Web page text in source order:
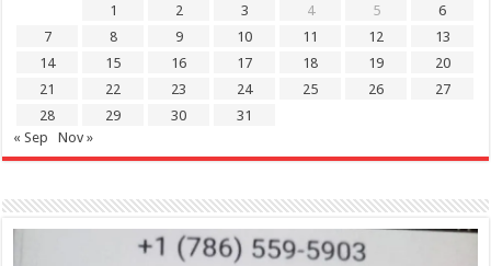
1
2 3 4 5
6
7
8 9 10 11 12
13
14
15 16 17 18 19
20
21
22 23 24 25 26
27
28
29 30
31
« Sep
Nov »